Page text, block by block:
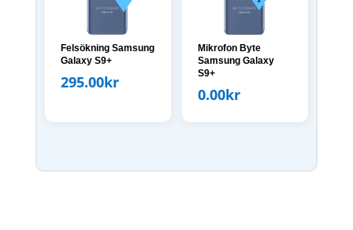
Felsökning Samsung
Galaxy S9+
295.00kr
Mikrofon Byte
Samsung Galaxy
S9+
0.00kr